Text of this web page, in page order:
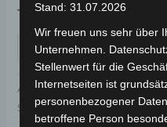
19,00€ *
IN DEN
Artikelnummer: 3H203-
Schlagwort:Karosserie &
Stand: 31.07.2026
Wir freuen uns sehr über
Unternehmen.
Stellenwert für die
Internetseiten ist
personenbezogener
betroffene Person